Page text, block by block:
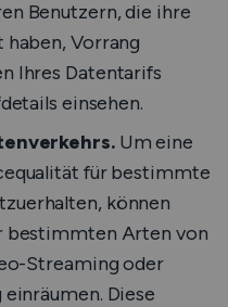
Benutzern, die ihre
Vorrang
Ihres Datentarifs
einsehen.
Um eine
für bestimmte
können
bestimmten Arten von
Streaming oder
Diese